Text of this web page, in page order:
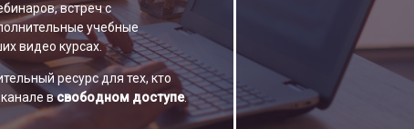
встреч с
учебные
видео курсах.
ресурс для тех, кто
канале всвободном доступе.